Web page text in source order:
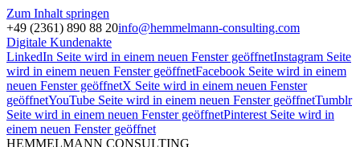
Zum Inhalt springen
+49 (2361) 890 88 20info@hemmelmann-consulting.com
Digitale Kundenakte
LinkedIn Seite wird in einem neuen Fenster geöffnetInstagram Seite
wird in einem neuen Fenster geöffnetFacebook Seite wird in einem
neuen Fenster geöffnetX Seite wird in einem neuen Fenster
geöffnetYouTube Seite wird in einem neuen Fenster geöffnetTumblr
Seite wird in einem neuen Fenster geöffnetPinterest Seite wird in
einem neuen Fenster geöffnet
HEMMELMANN CONSULTING